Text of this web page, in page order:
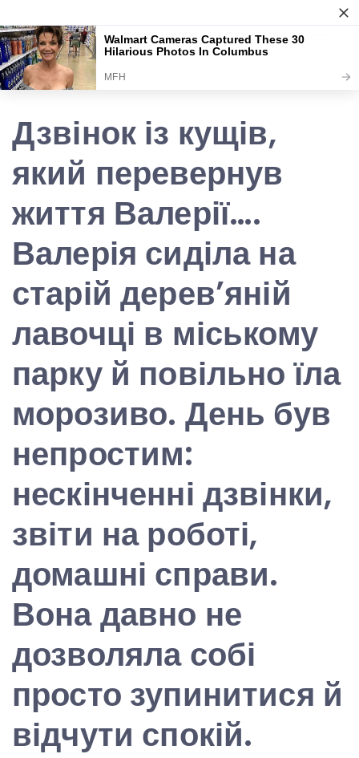
to
content
Аркуш
Дзвінок із кущів,
який перевернув
життя Валерії….
Валерія сиділа на
старій дерев’яній
лавочці в міському
парку й повільно їла
морозиво. День був
непростим:
нескінченні дзвінки,
звіти на роботі,
домашні справи.
Вона давно не
дозволяла собі
просто зупинитися й
відчути спокій.